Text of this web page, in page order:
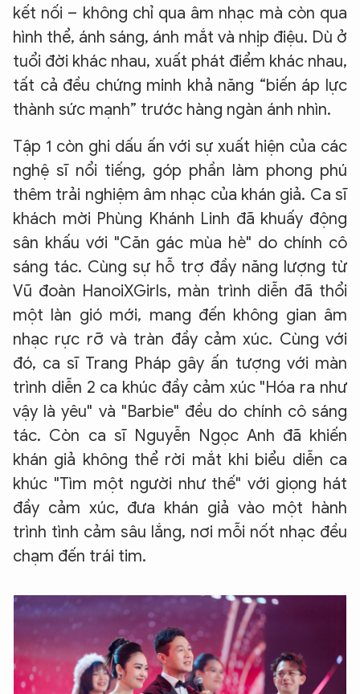
kết nối – không chỉ qua âm nhạc mà còn qua
hình thể, ánh sáng, ánh mắt và nhịp điệu. Dù ở
tuổi đời khác nhau, xuất phát điểm khác nhau,
tất cả đều chứng minh khả năng “biến áp lực
thành sức mạnh” trước hàng ngàn ánh nhìn.
Tập 1 còn ghi dấu ấn với sự xuất hiện của các
nghệ sĩ nổi tiếng, góp phần làm phong phú
thêm trải nghiệm âm nhạc của khán giả. Ca sĩ
khách mời Phùng Khánh Linh đã khuấy động
sân khấu với "Căn gác mùa hè" do chính cô
sáng tác. Cùng sự hỗ trợ đầy năng lượng từ
Vũ đoàn HanoiXGirls, màn trình diễn đã thổi
một làn gió mới, mang đến không gian âm
nhạc rực rỡ và tràn đầy cảm xúc. Cùng với
đó, ca sĩ Trang Pháp gây ấn tượng với màn
trình diễn 2 ca khúc đầy cảm xúc "Hóa ra như
vậy là yêu" và "Barbie" đều do chính cô sáng
tác. Còn ca sĩ Nguyễn Ngọc Anh đã khiến
khán giả không thể rời mắt khi biểu diễn ca
khúc "Tìm một người như thế" với giọng hát
đầy cảm xúc, đưa khán giả vào một hành
trình tình cảm sâu lắng, nơi mỗi nốt nhạc đều
chạm đến trái tim.